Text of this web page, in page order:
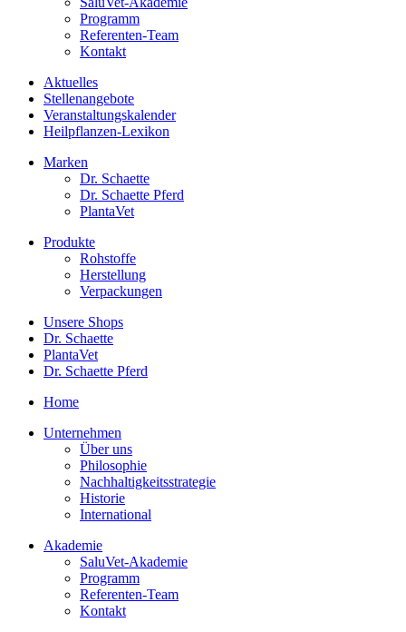
Programm
Referenten-Team
Kontakt
Aktuelles
Stellenangebote
Veranstaltungskalender
Heilpflanzen-Lexikon
Marken
Dr. Schaette
Dr. Schaette Pferd
PlantaVet
Produkte
Rohstoffe
Herstellung
Verpackungen
Unsere Shops
Dr. Schaette
PlantaVet
Dr. Schaette Pferd
Home
Unternehmen
Über uns
Philosophie
Nachhaltigkeitsstrategie
Historie
International
Akademie
SaluVet-Akademie
Programm
Referenten-Team
Kontakt